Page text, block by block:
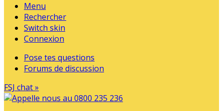
Menu
Rechercher
Switch skin
Connexion
Pose tes questions
Forums de discussion
FSJ chat »